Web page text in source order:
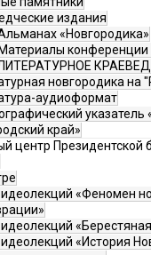
издания
«Новгородика»
Материалы
новгородика на
аудиоформат
край»
центр Президентской
«Феномен
«История